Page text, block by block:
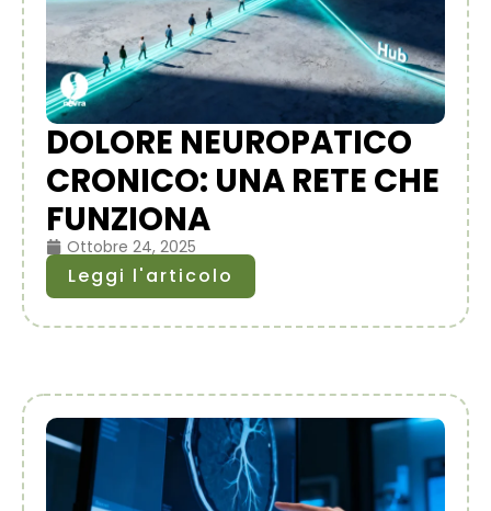
DOLORE NEUROPATICO
CRONICO: UNA RETE CHE
FUNZIONA
Ottobre 24, 2025
Leggi l'articolo